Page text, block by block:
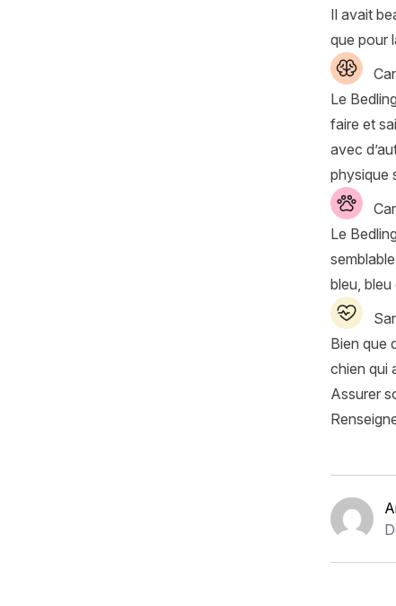
Il avait
que pour
Le
faire et
avec
physique
Le
bleu,
Bien que
chien qui
Assurer